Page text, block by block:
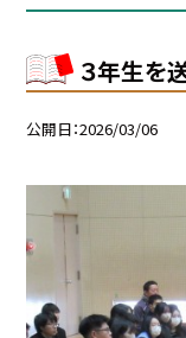
３年生を
公開日 2026/03/06